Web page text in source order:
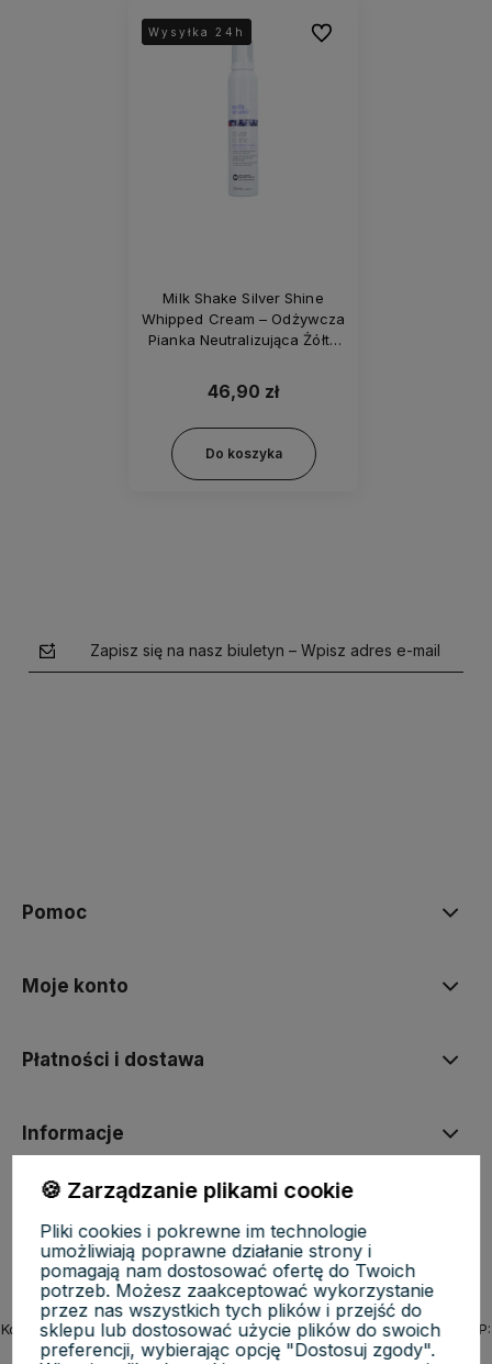
Wysyłka 24h
Wysyłka 24h
Milk Shake Silver Shine
Whipped Cream – Odżywcza
Pianka Neutralizująca Żółte
Siwych 200ml
46,90 zł
Do koszyka
Do ulubionych
Zapisz się na nasz biuletyn – Wpisz adres e-mail
Pomoc
Moje konto
Płatności i dostawa
Informacje
KosmetycznyRaj.pl | ul. Michała Drzymały 8/61, 02-495 Warszawa | NIP:
5223279970 | REGON: 527118819 | Email:sklep@kosmetycznyraj.pl
🍪 Zarządzanie plikami cookie
Pliki cookies i pokrewne im technologie
umożliwiają poprawne działanie strony i
pomagają nam dostosować ofertę do Twoich
potrzeb. Możesz zaakceptować wykorzystanie
przez nas wszystkich tych plików i przejść do
sklepu lub dostosować użycie plików do swoich
preferencji, wybierając opcję "Dostosuj zgody".